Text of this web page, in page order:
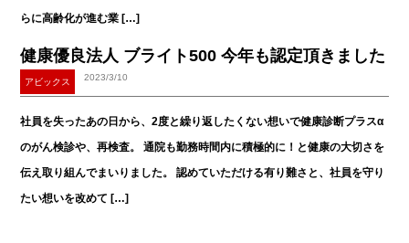
らに高齢化が進む業 […]
健康優良法人 ブライト500 今年も認定頂きました
2023/3/10
アビックス
社員を失ったあの日から、2度と繰り返したくない想いで健康診断プラスα
のがん検診や、再検査。 通院も勤務時間内に積極的に！と健康の大切さを
伝え取り組んでまいりました。 認めていただける有り難さと、社員を守り
たい想いを改めて […]